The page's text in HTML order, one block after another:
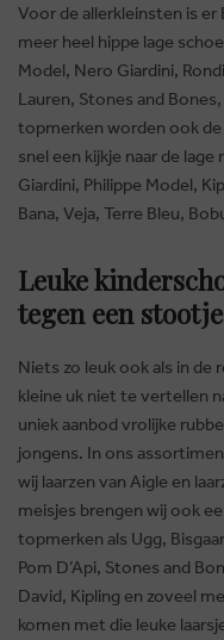
Voor de allerkleinsten is
meer heel hippe lage
Model, Nero Giardini,
Lauren, Stones and
topmerken worden ook
snel een kijkje naar de
Giardini, Philippe Model,
Bana, Veja, Terre Bleu,
Leuke
tegen een
Niets zo leuk ook als in de
kleine uk niet te vertellen
uniek aanbod vrolijke
jongens. In ons
wij laarzen van Aigle en
meisjes brengen wij ook
topmerken als Ugg,
Pom D’Api, Stones and
David, Kipling en zoveel
komen met die leuke